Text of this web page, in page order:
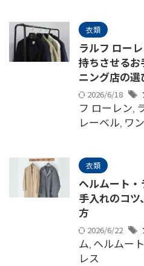
衣類
ラルフ ロー
持ちさせるお
ニング店の選
2026/6/18
フ ローレン,
レーベル, ワ
衣類
ヘルムート
手入れのコ
方
2026/6/22
ム, ヘルムー
レス